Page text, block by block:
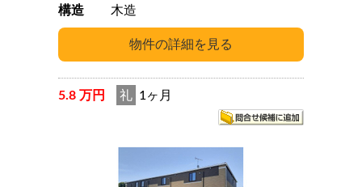
構造
木造
5.8 万円 礼 1ヶ月